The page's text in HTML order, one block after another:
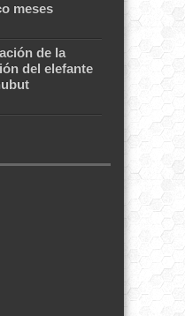
meses
de la
del elefante